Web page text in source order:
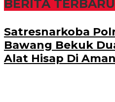
BERITA TERBARU
Satresnarkoba
Bawang Bekuk
Alat Hisap Di